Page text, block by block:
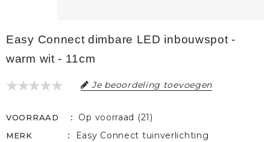
Easy Connect dimbare LED inbouwspot -
warm wit - 11cm
Je beoordeling toevoegen
VOORRAAD Op voorraad (21)
MERK Easy Connect tuinverlichting